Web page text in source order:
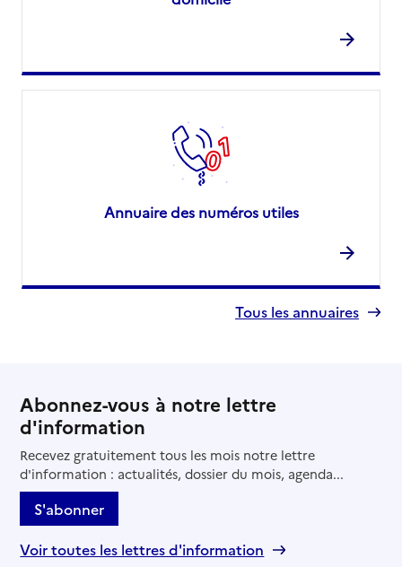
Annuaire des numéros utiles
Tous les annuaires
Abonnez-vous à notre lettre
d'information
Recevez gratuitement tous les mois notre lettre
d'information : actualités, dossier du mois, agenda...
S'abonner
Voir toutes les lettres d'information